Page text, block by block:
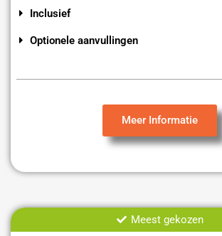
Inclusief
Optionele aanvullingen
Meer Informatie
Meest gekozen